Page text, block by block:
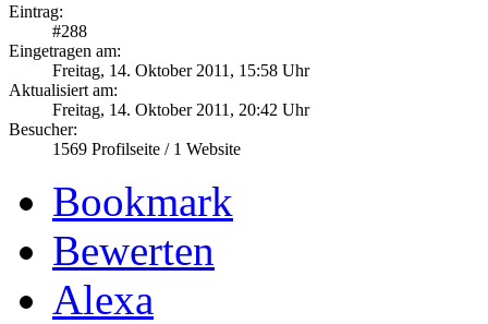
Eintrag:
#288
Eingetragen am:
Freitag, 14. Oktober 2011, 15:58 Uhr
Aktualisiert am:
Freitag, 14. Oktober 2011, 20:42 Uhr
Besucher:
1569 Profilseite / 1 Website
Bookmark
Bewerten
Alexa